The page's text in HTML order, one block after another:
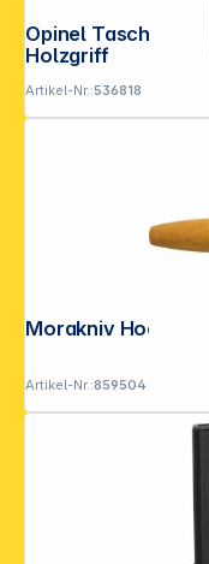
Opinel Taschenmesser No. 09
Holzgriff
Artikel-Nr.:536818
Artikel-Nr.:859504